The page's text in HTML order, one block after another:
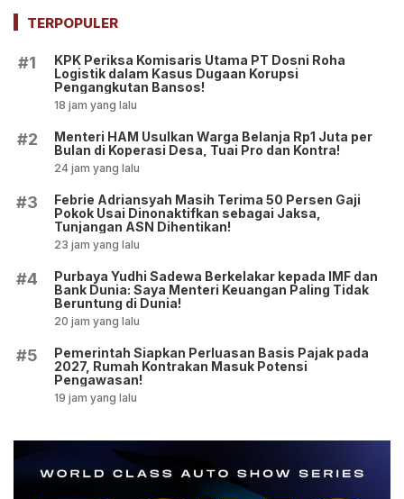
TERPOPULER
#1
KPK Periksa Komisaris Utama PT Dosni Roha
Logistik dalam Kasus Dugaan Korupsi
Pengangkutan Bansos!
18 jam yang lalu
#2
Menteri HAM Usulkan Warga Belanja Rp1 Juta per
Bulan di Koperasi Desa, Tuai Pro dan Kontra!
24 jam yang lalu
#3
Febrie Adriansyah Masih Terima 50 Persen Gaji
Pokok Usai Dinonaktifkan sebagai Jaksa,
Tunjangan ASN Dihentikan!
23 jam yang lalu
#4
Purbaya Yudhi Sadewa Berkelakar kepada IMF dan
Bank Dunia: Saya Menteri Keuangan Paling Tidak
Beruntung di Dunia!
20 jam yang lalu
#5
Pemerintah Siapkan Perluasan Basis Pajak pada
2027, Rumah Kontrakan Masuk Potensi
Pengawasan!
19 jam yang lalu